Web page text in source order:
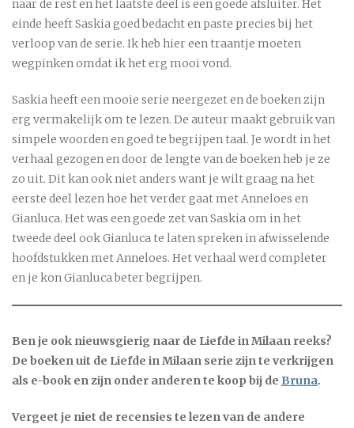
naar de rest en het laatste deel is een goede afsluiter. Het
einde heeft Saskia goed bedacht en paste precies bij het
verloop van de serie. Ik heb hier een traantje moeten
wegpinken omdat ik het erg mooi vond.
Saskia heeft een mooie serie neergezet en de boeken zijn
erg vermakelijk om te lezen. De auteur maakt gebruik van
simpele woorden en goed te begrijpen taal. Je wordt in het
verhaal gezogen en door de lengte van de boeken heb je ze
zo uit. Dit kan ook niet anders want je wilt graag na het
eerste deel lezen hoe het verder gaat met Anneloes en
Gianluca. Het was een goede zet van Saskia om in het
tweede deel ook Gianluca te laten spreken in afwisselende
hoofdstukken met Anneloes. Het verhaal werd completer
en je kon Gianluca beter begrijpen.
Ben je ook nieuwsgierig naar de Liefde in Milaan reeks?
De boeken uit de Liefde in Milaan serie zijn te verkrijgen
als e-book en zijn onder anderen te koop bij de Bruna.
Vergeet je niet de recensies te lezen van de andere